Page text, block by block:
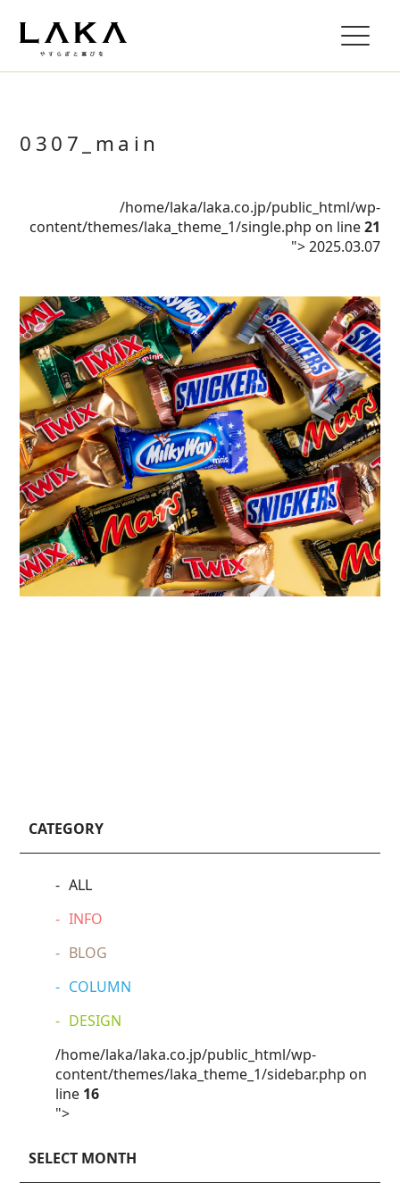
0307_main
/home/laka/laka.co.jp/public_html/wp-
content/themes/laka_theme_1/single.php on line21
">2025.03.07
CATEGORY
ALL
INFO
BLOG
COLUMN
DESIGN
/home/laka/laka.co.jp/public_html/wp-
content/themes/laka_theme_1/sidebar.php on
line 16
">
SELECT MONTH